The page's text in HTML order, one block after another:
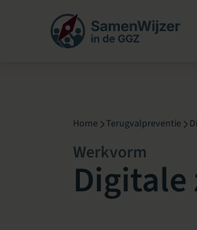
Menu overslaan
Home Terugvalpreventie
Werkvorm